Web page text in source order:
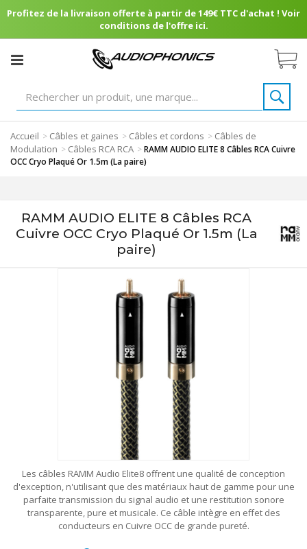
Profitez de la livraison offerte à partir de 149€ TTC d'achat ! Voir
conditions de l'offre ici.
Accueil > Câbles et gaines > Câbles et cordons > Câbles de
Modulation > Câbles RCA RCA >RAMM AUDIO ELITE 8 Câbles RCA Cuivre
OCC Cryo Plaqué Or 1.5m (La paire)
RAMM AUDIO ELITE 8 Câbles RCA
Cuivre OCC Cryo Plaqué Or 1.5m (La
paire)
Les câbles RAMM Audio Elite8 offrent une qualité de conception
d'exception, n'utilisant que des matériaux haut de gamme pour une
parfaite transmission du signal audio et une restitution sonore
transparente, pure et musicale. Ce câble intègre en effet des
conducteurs en Cuivre OCC de grande pureté.